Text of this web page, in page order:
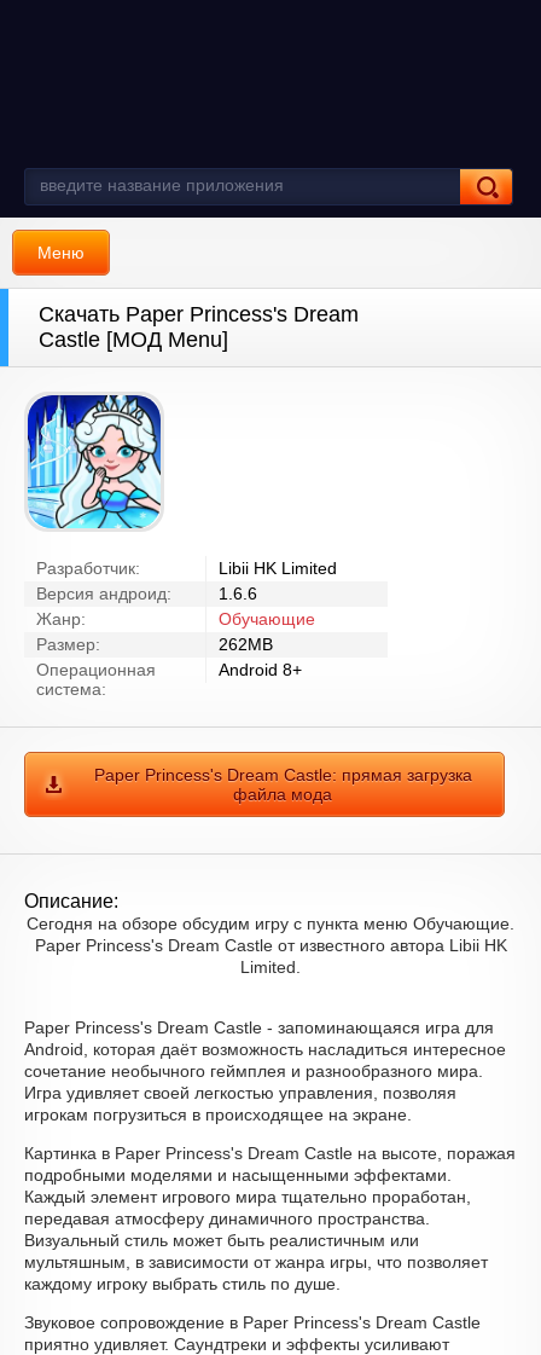
Меню
Скачать Paper Princess's Dream
Castle [МОД Menu]
Разработчик:
Libii HK Limited
Версия андроид:
1.6.6
Жанр:
Обучающие
Размер:
262MB
Операционная
система:
Android 8+
Paper Princess's Dream Castle: прямая загрузка
файла мода
Описание:
Сегодня на обзоре обсудим игру с пункта меню Обучающие.
Paper Princess's Dream Castle от известного автора Libii HK
Limited.
Paper Princess's Dream Castle - запоминающаяся игра для
Android, которая даёт возможность насладиться интересное
сочетание необычного геймплея и разнообразного мира.
Игра удивляет своей легкостью управления, позволяя
игрокам погрузиться в происходящее на экране.
Картинка в Paper Princess's Dream Castle на высоте, поражая
подробными моделями и насыщенными эффектами.
Каждый элемент игрового мира тщательно проработан,
передавая атмосферу динамичного пространства.
Визуальный стиль может быть реалистичным или
мультяшным, в зависимости от жанра игры, что позволяет
каждому игроку выбрать стиль по душе.
Звуковое сопровождение в Paper Princess's Dream Castle
приятно удивляет. Саундтреки и эффекты усиливают